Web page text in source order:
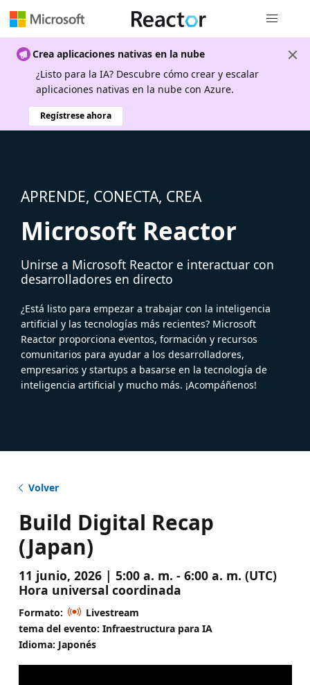
Crea aplicaciones nativas en la nube
¿Listo para la IA? Descubre cómo crear y escalar
aplicaciones nativas en la nube con Azure.
Regístrese ahora
APRENDE, CONECTA, CREA
Microsoft Reactor
Unirse a Microsoft Reactor e interactuar con
desarrolladores en directo
¿Está listo para empezar a trabajar con la inteligencia
artificial y las tecnologías más recientes? Microsoft
Reactor proporciona eventos, formación y recursos
comunitarios para ayudar a los desarrolladores,
empresarios y startups a basarse en la tecnología de
inteligencia artificial y mucho más. ¡Acompáñenos!
Volver
Build Digital Recap
(Japan)
11 junio, 2026 | 5:00 a. m. - 6:00 a. m. (UTC)
Hora universal coordinada
Formato:
Livestream
tema del evento: Infraestructura para IA
Idioma: Japonés